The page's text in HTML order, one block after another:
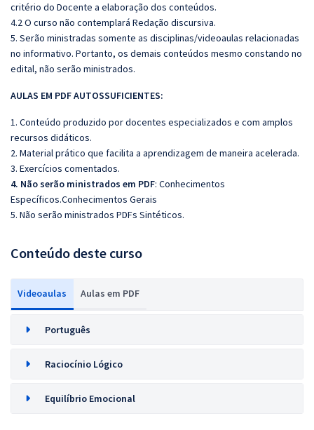
critério do Docente a elaboração dos conteúdos.
4.2 O curso não contemplará Redação discursiva.
5. Serão ministradas somente as disciplinas/videoaulas relacionadas
no informativo. Portanto, os demais conteúdos mesmo constando no
edital, não serão ministrados.
AULAS EM PDF AUTOSSUFICIENTES:
1. Conteúdo produzido por docentes especializados e com amplos
recursos didáticos.
2. Material prático que facilita a aprendizagem de maneira acelerada.
3. Exercícios comentados.
4. Não serão ministrados em PDF: Conhecimentos
Específicos.Conhecimentos Gerais
5. Não serão ministrados PDFs Sintéticos.
Conteúdo deste curso
Videoaulas Aulas em PDF
Português
Raciocínio Lógico
Equilíbrio Emocional